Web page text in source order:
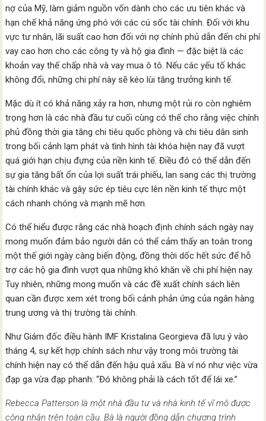
nợ của Mỹ, làm giảm nguồn vốn dành cho các ưu tiên khác và
hạn chế khả năng ứng phó với các cú sốc tài chính. Đối với khu
vực tư nhân, lãi suất cao hơn đối với nợ chính phủ dẫn đến chi phí
vay cao hơn cho các công ty và hộ gia đình — đặc biệt là các
khoản vay thế chấp nhà và vay mua ô tô. Nếu các yếu tố khác
không đổi, những chi phí này sẽ kéo lùi tăng trưởng kinh tế.
Mặc dù ít có khả năng xảy ra hơn, nhưng một rủi ro còn nghiêm
trọng hơn là các nhà đầu tư cuối cùng có thể cho rằng việc chính
phủ đồng thời gia tăng chi tiêu quốc phòng và chi tiêu dân sinh
trong bối cảnh lạm phát và tình hình tài khóa hiện nay đã vượt
quá giới hạn chịu đựng của nền kinh tế. Điều đó có thể dẫn đến
sự gia tăng bất ổn của lợi suất trái phiếu, lan sang các thị trường
tài chính khác và gây sức ép tiêu cực lên nền kinh tế thực một
cách nhanh chóng và mạnh mẽ hơn.
Có thể hiểu được rằng các nhà hoạch định chính sách ngày nay
mong muốn đảm bảo người dân có thể cảm thấy an toàn trong
một thế giới ngày càng biến động, đồng thời dốc hết sức để hỗ
trợ các hộ gia đình vượt qua những khó khăn về chi phí hiện nay.
Tuy nhiên, những mong muốn và các đề xuất chính sách liên
quan cần được xem xét trong bối cảnh phản ứng của ngân hàng
trung ương và thị trường tài chính.
Như Giám đốc điều hành IMF Kristalina Georgieva đã lưu ý vào
tháng 4, sự kết hợp chính sách như vậy trong môi trường tài
chính hiện nay có thể dẫn đến hậu quả xấu. Bà ví nó như việc vừa
đạp ga vừa đạp phanh: “Đó không phải là cách tốt để lái xe.”
Rebecca Patterson là một nhà đầu tư và nhà kinh tế vĩ mô được
công nhận trên toàn cầu. Bà là người đồng dẫn chương trình